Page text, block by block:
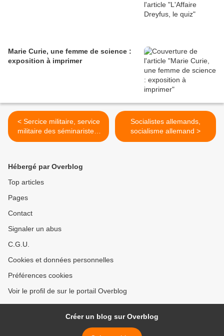
Marie Curie, une femme de science :
exposition à imprimer
< Sercice militaire, service
militaire des séminaristes,
service militaire des curés
Socialistes allemands,
socialisme allemand >
Hébergé par Overblog
Top articles
Pages
Contact
Signaler un abus
C.G.U.
Cookies et données personnelles
Préférences cookies
Voir le profil de sur le portail Overblog
Créer un blog sur Overblog